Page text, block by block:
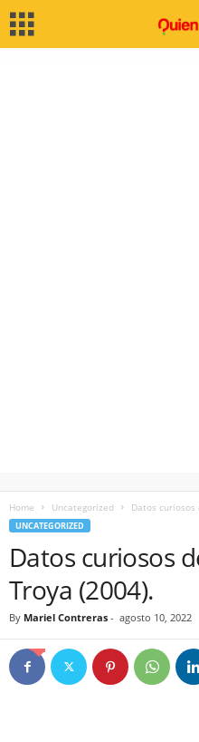
Home Uncategorized Datos
UNCATEGORIZED
Datos curiosos
Troya (2004).
By Mariel Contreras - agosto 10, 2022